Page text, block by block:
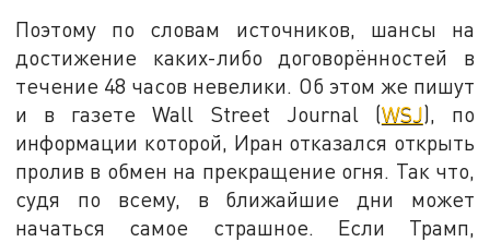
Поэтому по словам источников, шансы на
достижение каких-либо договорённостей в
течение 48 часов невелики. Об этом же пишут
и в газете Wall Street Journal (WSJ), по
информации которой, Иран отказался открыть
пролив в обмен на прекращение огня. Так что,
судя по всему, в ближайшие дни может
начаться самое страшное. Если Трамп,